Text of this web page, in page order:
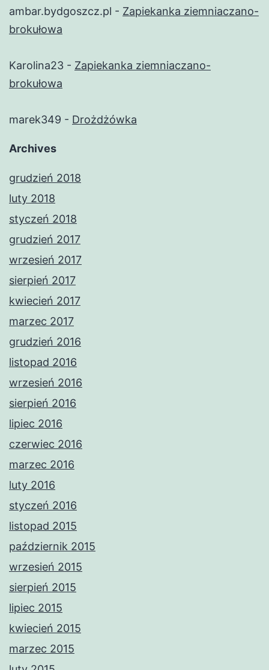
ambar.bydgoszcz.pl - Zapiekanka ziemniaczano-
brokułowa
Karolina23 - Zapiekanka ziemniaczano-
brokułowa
marek349 - Drożdżówka
Archives
grudzień 2018
luty 2018
styczeń 2018
grudzień 2017
wrzesień 2017
sierpień 2017
kwiecień 2017
marzec 2017
grudzień 2016
listopad 2016
wrzesień 2016
sierpień 2016
lipiec 2016
czerwiec 2016
marzec 2016
luty 2016
styczeń 2016
listopad 2015
październik 2015
wrzesień 2015
sierpień 2015
lipiec 2015
kwiecień 2015
marzec 2015